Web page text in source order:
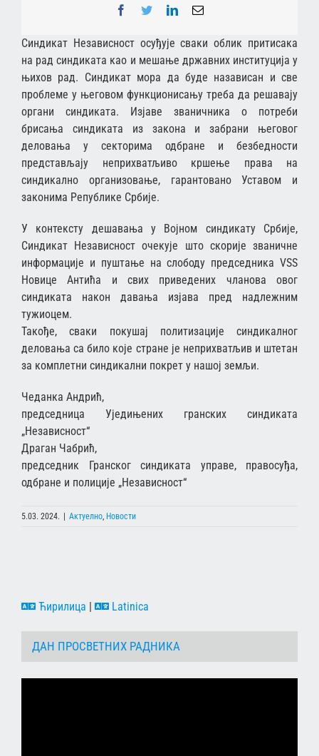
Facebook
TwitterLinkedInEmail
Синдикат Независност осуђује сваки облик притисака
на рад синдиката као и мешање државних институција у
њихов рад. Синдикат мора да буде назависан и све
проблеме у његовом функционисању треба да решавају
органи синдиката. Изјаве званичника о потреби
брисања синдиката из закона и забрани његовог
деловања у секторима одбране и безбедности
представљају неприхватљиво кршење права на
синдикално организовање, гарантовано Уставом и
законима Републике Србије.
У контексту дешавања у Војном синдикату Србије,
Синдикат Независност очекује што скорије званичне
информације и пуштање на слободу председника VSS
Новице Антића и свих приведених чланова овог
синдиката након давања изјава пред надлежним
тужиоцем.
Такође, сваки покушај политизације синдикалног
деловања са било које стране је неприхватљив и штетан
за комплетни синдикални покрет у нашој земљи.
Чеданка Андрић,
председница Уједињених гранских синдиката
„Независност“
Драган Чабрић,
председник Гранског синдиката управе, правосуђа,
одбране и полиције „Независност“
5.03. 2024. | Актуелно Новости
Ћирилица | Latinica
ДАН ПРОСВЕТНИХ РАДНИКА